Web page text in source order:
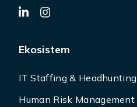
Ekosistem
IT Staffing & Headhunting
Human Risk Management